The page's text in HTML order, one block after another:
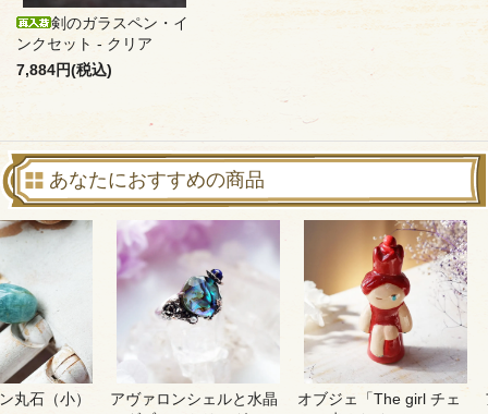
剣のガラスペン・イ
ンクセット - クリア
7,884円(税込)
あなたにおすすめの商品
丸石（小）
アヴァロンシェルと水晶
オブジェ「The girl チェ